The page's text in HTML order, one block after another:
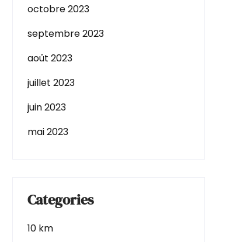
octobre 2023
septembre 2023
août 2023
juillet 2023
juin 2023
mai 2023
Categories
10 km